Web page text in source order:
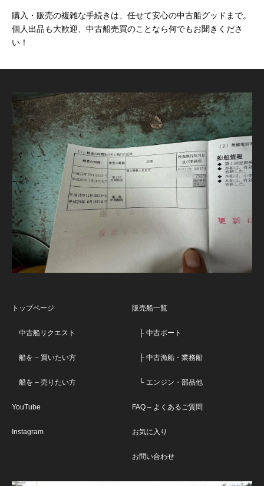
購入・販売の複雑な手続きは、任せて安心の中古船グッドまで。
個人出品も大歓迎、中古船売買のことなら何でもお聞きくださ
い！
トップページ
中古船リクエスト
船を – 買いたい方
船を – 売りたい方
YouTube
Instagram
販売船一覧
├ 中古ボート
├ 中古漁船・業務船
└ エンジン・部品他
FAQ – よくあるご質問
お気に入り
お問い合わせ